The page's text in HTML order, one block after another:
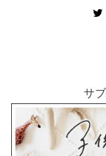
サ